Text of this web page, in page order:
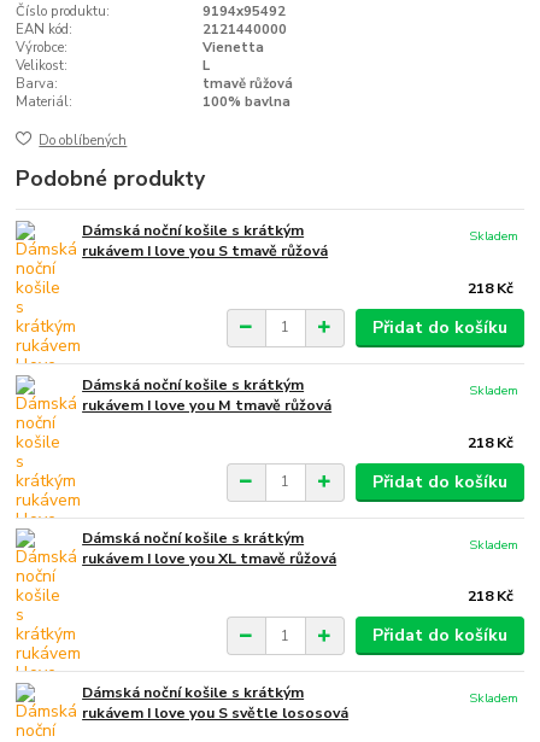
Číslo produktu:
9194x95492
EAN kód:
2121440000
Výrobce:
Vienetta
Velikost:
L
Barva:
tmavě růžová
Materiál:
100% bavlna
Do oblíbených
Podobné produkty
Dámská noční košile s krátkým
rukávem I love you S tmavě růžová
218 Kč
Skladem
Přidat do košíku
Dámská noční košile s krátkým
rukávem I love you M tmavě růžová
218 Kč
Skladem
Přidat do košíku
Dámská noční košile s krátkým
rukávem I love you XL tmavě růžová
218 Kč
Skladem
Přidat do košíku
Dámská noční košile s krátkým
rukávem I love you S světle lososová
Skladem